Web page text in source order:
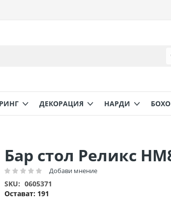
ДЕКОРАЦИЯ НАРДИ
Бар стол Реликс
Рейтинг: Добави мнение
Остават: 191
SKU 0605371